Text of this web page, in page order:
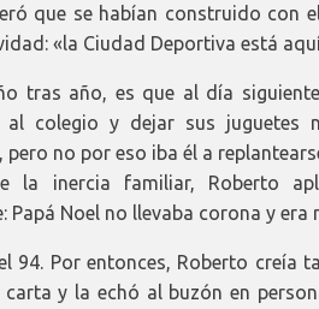
que se habían construido con
«la Ciudad Deportiva está
tras año, es que al día
al colegio y dejar sus juguetes
no por eso iba él a
la inercia familiar, Roberto
Papá Noel no llevaba corona y era
94. Por entonces, Roberto
y la echó al buzón en